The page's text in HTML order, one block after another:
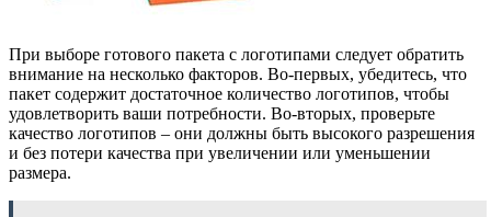
При выборе готового пакета с логотипами следует обратить
внимание на несколько факторов. Во-первых, убедитесь, что
пакет содержит достаточное количество логотипов, чтобы
удовлетворить ваши потребности. Во-вторых, проверьте
качество логотипов – они должны быть высокого разрешения
и без потери качества при увеличении или уменьшении
размера.